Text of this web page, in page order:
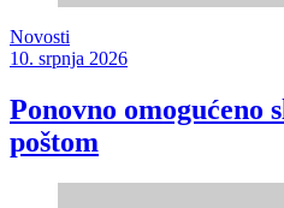
Novosti
10. srpnja 2026
Ponovno omogućeno
poštom